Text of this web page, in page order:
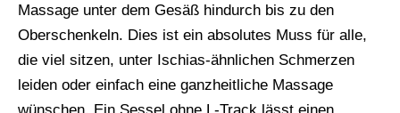
Massage unter dem Gesäß hindurch bis zu den
Oberschenkeln. Dies ist ein absolutes Muss für alle,
die viel sitzen, unter Ischias-ähnlichen Schmerzen
leiden oder einfach eine ganzheitliche Massage